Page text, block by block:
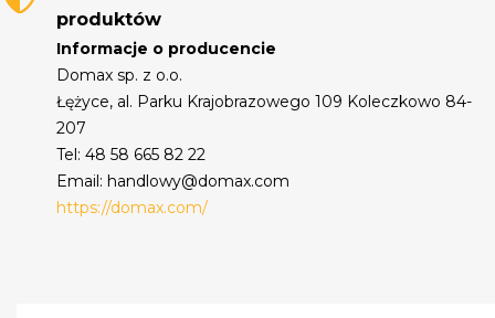
produktów
Informacje o producencie
Domax sp. z o.o.
Łężyce, al. Parku Krajobrazowego 109 Koleczkowo 84-
207
Tel: 48 58 665 82 22
Email: handlowy@domax.com
https://domax.com/